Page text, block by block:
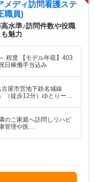
メディ訪問看護ステ
職員)
水準♪訪問件数や役職
魅力
程度 【モデル年収】 403
稼働手当込み
古屋市営地下鉄名城線
（徒歩12分）ゆとりーと
のご家庭へ訪問しリハビ
管理や医…